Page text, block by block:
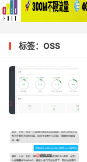
标签：OSS